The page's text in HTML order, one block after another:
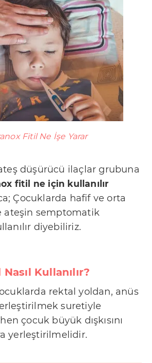
Fitil Ne İşe Yarar
düşürücü ilaçlar grubuna
fitil ne için kullanılır
Çocuklarda hafif ve orta
ateşin semptomatik
diyebiliriz.
Kullanılır?
rektal yoldan, anüs
suretiyle
çocuk büyük dışkısını
yerleştirilmelidir.